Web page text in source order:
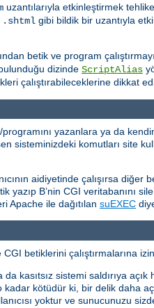
uzantılarıyla etkinleştirmek
.shtml gibi bildik bir uzantıyla
betik ve program
dizinde ScriptAlias
çalıştırabileceklerine dikkat
yazanlara ya da
sisteminizdeki komutları site
aidiyetinde çalışırsa diğer
yazıp B’nin CGI veritabanını
Apache ile dağıtılan suEXEC
CGI betiklerini çalıştırmalarına
da kasıtsız sistemi saldırıya
kötüdür ki, bir delik daha
yoktur ve sunucunuzu